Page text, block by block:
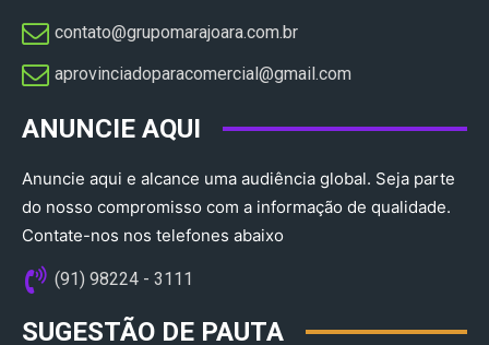
contato@grupomarajoara.com.br
aprovinciadoparacomercial@gmail.com​
ANUNCIE AQUI
Anuncie aqui e alcance uma audiência global. Seja parte
do nosso compromisso com a informação de qualidade.
Contate-nos nos telefones abaixo
(91) 98224 - 3111
SUGESTÃO DE PAUTA